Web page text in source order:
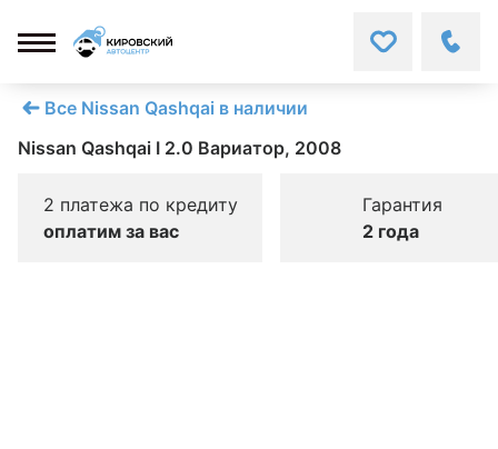
Все Nissan Qashqai в наличии
Nissan Qashqai I 2.0 Вариатор, 2008
2 платежа по кредиту
оплатим за вас
Гарантия
2 года